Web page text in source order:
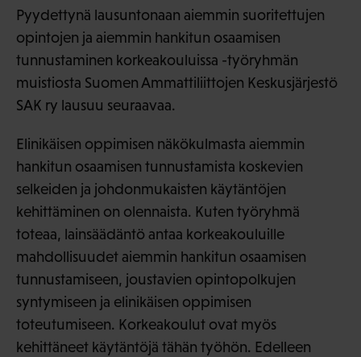
Pyydettynä lausuntonaan aiemmin suoritettujen
opintojen ja aiemmin hankitun osaamisen
tunnustaminen korkeakouluissa -työryhmän
muistiosta Suomen Ammattiliittojen Keskusjärjestö
SAK ry lausuu seuraavaa.
Elinikäisen oppimisen näkökulmasta aiemmin
hankitun osaamisen tunnustamista koskevien
selkeiden ja johdonmukaisten käytäntöjen
kehittäminen on olennaista. Kuten työryhmä
toteaa, lainsäädäntö antaa korkeakouluille
mahdollisuudet aiemmin hankitun osaamisen
tunnustamiseen, joustavien opintopolkujen
syntymiseen ja elinikäisen oppimisen
toteutumiseen. Korkeakoulut ovat myös
kehittäneet käytäntöjä tähän työhön. Edelleen